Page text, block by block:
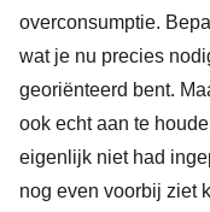
overconsumptie.
wat je nu precies
georiënteerd bent.
ook echt aan te
eigenlijk niet had
nog even voorbij ziet